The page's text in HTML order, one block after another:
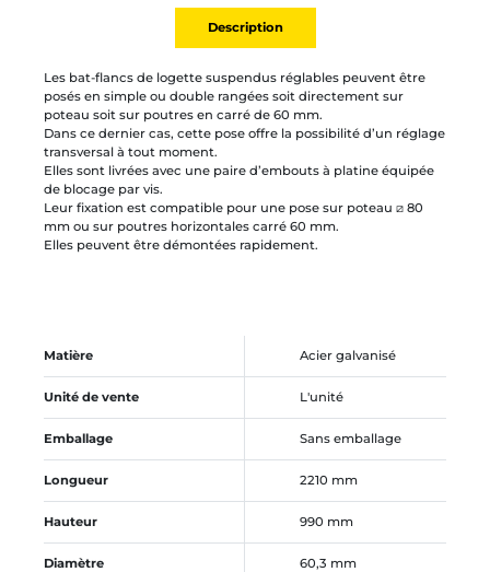
Description
Les bat-flancs de logette suspendus réglables peuvent être
posés en simple ou double rangées soit directement sur
poteau soit sur poutres en carré de 60 mm.
Dans ce dernier cas, cette pose offre la possibilité d’un réglage
transversal à tout moment.
Elles sont livrées avec une paire d’embouts à platine équipée
de blocage par vis.
Leur fixation est compatible pour une pose sur poteau ⧄ 80
mm ou sur poutres horizontales carré 60 mm.
Elles peuvent être démontées rapidement.
Matière Acier galvanisé
Unité de vente L'unité
Emballage Sans emballage
Longueur 2210 mm
Hauteur 990 mm
Diamètre 60,3 mm